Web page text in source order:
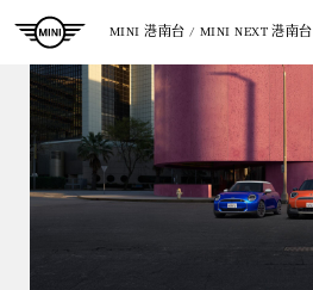
MINI 港南台 / MINI NEXT 港南台